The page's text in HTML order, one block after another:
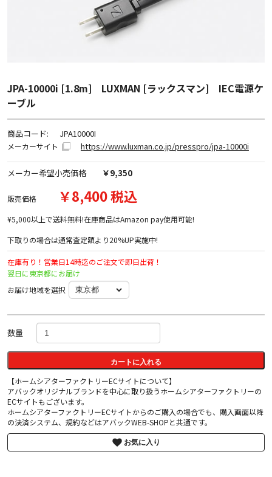
JPA-10000i [1.8m] LUXMAN [ラックスマン] IEC電源ケ
ーブル
商品コード: JPA10000I
メーカーサイト https://www.luxman.co.jp/presspro/jpa-10000i
メーカー希望小売価格 ￥9,350
販売価格 ￥8,400 税込
¥5,000以上で送料無料!在庫商品はAmazon pay使用可能!
下取りの場合は通常査定額より20%UP実施中!
在庫有り！営業日14時迄のご注文で即日出荷！
翌日に東京都にお届け
お届け地域を選択
数量
カートに入れる
【ホームシアターファクトリーECサイトについて】
アバックオリジナルブランドを中心に取り扱うホームシアターファクトリーの
ECサイトもございます。
ホームシアターファクトリーECサイトからのご購入の場合でも、購入画面以降
の決済システム、規約などはアバックWEB-SHOPと共通です。
お気に入り